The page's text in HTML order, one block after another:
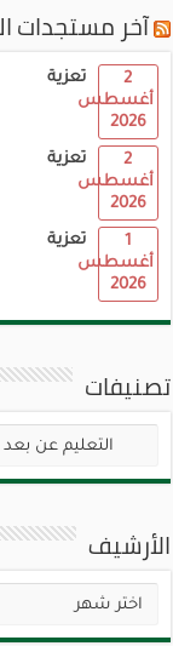
آخر مستجدات
تعزية
2
أغسطس
2026
تعزية
2
أغسطس
2026
تعزية
1
أغسطس
2026
تصنيفات
تصنيفات
الأرشيف
الأرشيف